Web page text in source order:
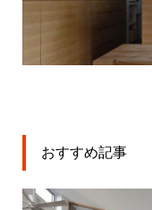
おすすめ記事